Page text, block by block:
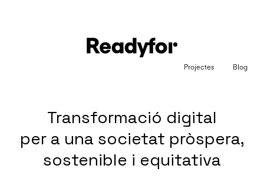
Projectes Blog
Transformació digital
per a una societat pròspera,
sostenible i equitativa